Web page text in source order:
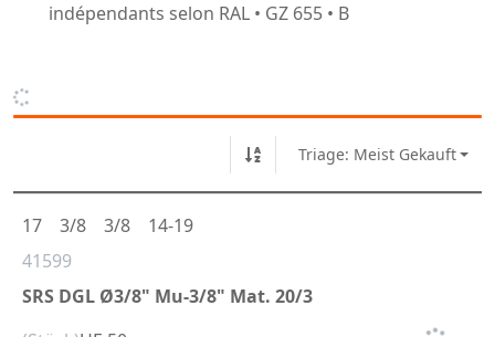
indépendants selon RAL • GZ 655 • B
Triage: Meist Gekauft
41599
SRS DGL Ø3/8" Mu-3/8" Mat. 20/3
17 3/8 3/8 14-19